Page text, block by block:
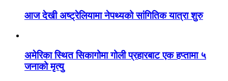
आज देखी अष्ट्रेलियामा नेपथ्यको सांगितिक यात्रा शुरु
अमेरिका स्थित सिकागोमा गोली प्रहारबाट एक हप्तामा ५
जनाको मृत्यु